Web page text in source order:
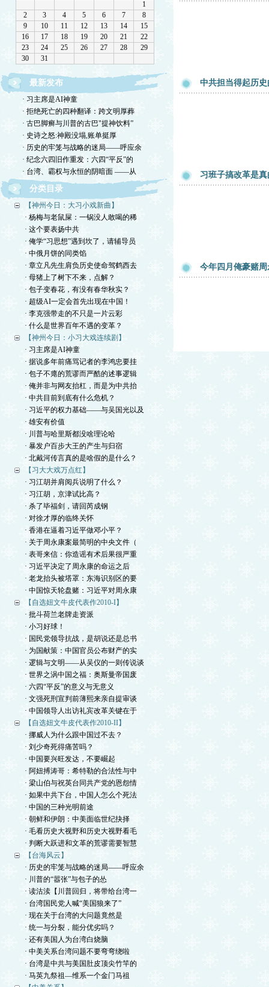
最新发布
· 习主席是AI神童
· 拒绝死亡的四种翻译：跨文明厚葬
· 古巴脚癣与川普的古巴"提神饮料”
· 史诗之怒:神殿没塌,账单挺厚
· 历史的牢笼与战略的迷局——呼应余
· 纪念六四旧作重发：六四“平反”的
· 台湾、霸权与永恒的阴暗面 ——从
分类目录
【神州今日：大习小戏新曲】
· 杨梅与老鼠屎：一锅没人敢喝的稀
· 这个要表扬中共
· 俺学“习思想”遇到坎了，请辅导员
· 中俄月饼的同类馅
· 章立凡先生肩负历史使命驾鹤西去
· 母猪上了树下不来，点解？
· 包子变春花，有没有春华秋实？
· 超级AI一定会首先出现在中国！
· 李克强带走的不只是一片云彩
· 什么是世界百年不遇的变革？
【神州今日：小习大戏连续剧】
· 习主席是AI神童
· 据说多年前痛骂记者的李鸿忠要挂
· 包子不瘪的荒谬而严酷的述事逻辑
· 俺并非与网友抬杠，而是为中共抬
· 中共目前到底有什么危机？
· 习近平的权力基础——与吴国光以及
· 雄安有价值
· 川普与哈里斯都没啥理论哈
· 暴发户百步大王的产生与归宿
· 北戴河传言真的是啥假的是什么？
【习大大戏万点红】
· 习江胡并肩阅兵说明了什么？
· 习江胡，京津试比高？
· 杀了毕福剑，请回芮成钢
· 对徐才厚的临终关怀
· 香港在逼着习近平做邓小平？
· 关于周永康案最简明的中央文件（
· 表哥来信：你造谣有术后果很严重
· 习近平决定了周永康的命运之后
· 老龙抬头被塔罩：东海识别区的要
· 中国惊天轮盘赌：习近平对周永康
【自选妞文牛皮代表作2010-I】
· 批斗荷兰老牌走资派
· 小习好球！
· 国民党领导抗战，是胡说还是总书
· 为国献策：中国官员公布财产的实
· 逻辑与文明——从吴仪的一则传说谈
· 世界之涡中国之福：奥斯曼帝国废
· 六四“平反”的意义与无意义
· 文强死刑宣判前薄熙来亲自提审谈
· 中国领导人出访礼宾改革关键在于
【自选妞文牛皮代表作2010-II】
· 挪威人为什么跟中国过不去？
· 刘少奇死得痛苦吗？
· 中国要兴旺发达，不要崛起
· 阿妞搏涛哥：希特勒的合法性与中
· 梁山伯与祝英台同共产党的恩怨情
· 如果中共下台，中国人怎么个死法
· 中国的三种光明前途
· 朝鲜和伊朗：中美面临世纪抉择
· 毛看历史大视野和历史大视野看毛
· 判断大跃进和文革的荒谬需要智慧
【台海风云】
· 历史的牢笼与战略的迷局——呼应余
· 川普的“嚣张”与包子的怂
· 读沽渎【川普回归，将带给台湾一
· 台湾国民党人喊“美国狼来了”
· 现在关于台湾的大问题竟然是
· 统一与分裂，能分优劣吗？
· 还有美国人为台湾白烧脑
· 中美关系台湾问题不要弯弯绕啦
· 台湾是中共与美国肚皮顶尖竹竿的
· 马英九祭祖—维系一个金门马祖
中共担当得起历
习班子搞改革是
今年四月俺豪赌